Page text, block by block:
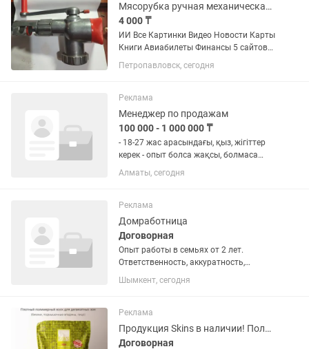
Мясорубка ручная механическая МК (СССР / Гост), б/у
4 000 ₸
ИИ Все Картинки Видео Новости Карты
Книги Авиабилеты Финансы 5 сайтов
Вот готовая карточка товара для
продажи этой мясорубки на
Авито или Юлы), а также
обоснование...
Петропавловск, сегодня
Реклама
Менеджер по продажам
100 000 - 1 000 000 ₸
- 18-27 жас арасындағы, қыз, жігіттер
керек - опыт болса жақсы, болмаса
үйретеміз - жауапкершілік пен тәртіп -
студентттерге , магистранттарга
Алматы, сегодня
Реклама
Домработница
Договорная
Опыт работы в семьях от 2 лет.
Ответственность, аккуратность,
честность и пунктуальность.
Поддержание идеальной чистоты во
сухая уборка. Стирка, глажка и уход
за...
Шымкент, сегодня
Реклама
Продукция Skins в наличии! Полимерный воск
Договорная